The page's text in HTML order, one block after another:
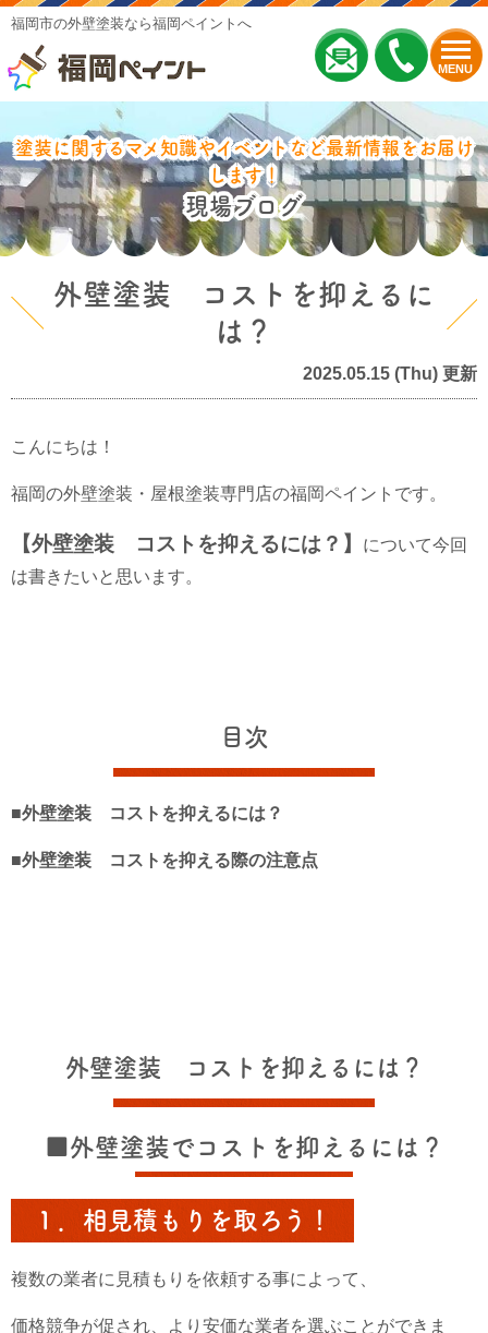
MENU
福岡市の外壁塗装なら福岡ペイントへ
塗装に関するマメ知識やイベントなど最新情報をお届け
します！
現場ブログ
外壁塗装 コストを抑えるに
は？
2025.05.15 (Thu) 更新
こんにちは！
福岡の外壁塗装・屋根塗装専門店の福岡ペイントです。
【外壁塗装 コストを抑えるには？】
について今回
は書きたいと思います。
目次
■外壁塗装 コストを抑えるには？
■外壁塗装 コストを抑える際の注意点
外壁塗装 コストを抑えるには？
■外壁塗装でコストを抑えるには？
１．相見積もりを取ろう！
複数の業者に見積もりを依頼する事によって、
価格競争が促され、より安価な業者を選ぶことができま